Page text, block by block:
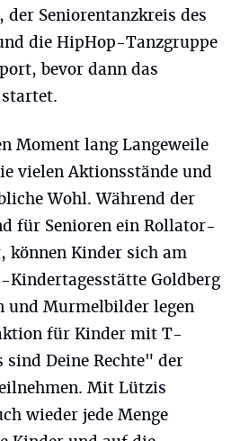
Seniorentanzkreis des
die HipHop-Tanzgruppe
bevor dann das
Moment lang Langeweile
vielen Aktionsstände und
Wohl. Während der
für Senioren ein Rollator-
können Kinder sich am
Kindertagesstätte Goldberg
und Murmelbilder legen
für Kinder mit T-
Deine Rechte" der
Mit Lützis
wieder jede Menge